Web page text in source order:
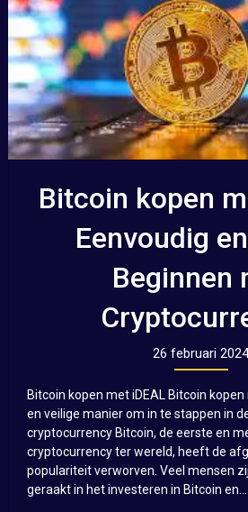
Bitcoin kopen
Eenvoudig
Beginnen
26 februari
Bitcoin kopen met iDEAL Bitcoin kopen
en veilige manier om in te stappen in
cryptocurrency Bitcoin, de eerste en
cryptocurrency ter wereld, heeft de
populariteit verworven. Veel mensen
geraakt in het investeren in Bitcoin en...